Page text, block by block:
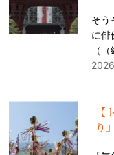
そう
に俳
（（
り